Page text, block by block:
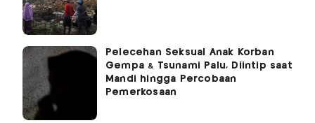
Pelecehan Seksual Anak Korban
Gempa & Tsunami Palu, Diintip saat
Mandi hingga Percobaan
Pemerkosaan